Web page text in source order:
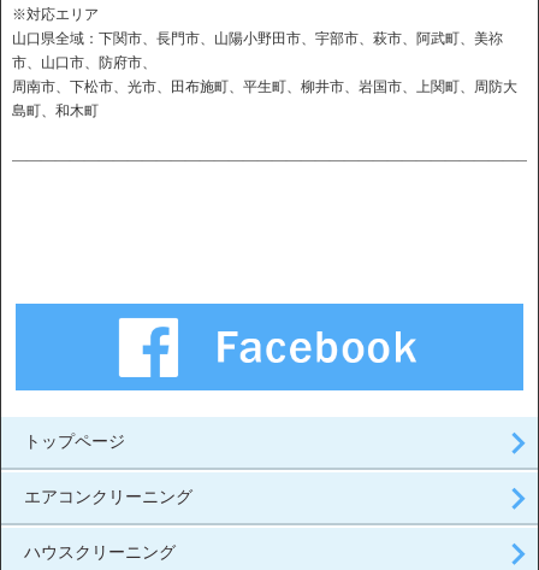
※対応エリア
山口県全域：下関市、長門市、山陽小野田市、宇部市、萩市、阿武町、美祢
市、山口市、防府市、
周南市、下松市、光市、田布施町、平生町、柳井市、岩国市、上関町、周防大
島町、和木町
トップページ
エアコンクリーニング
ハウスクリーニング